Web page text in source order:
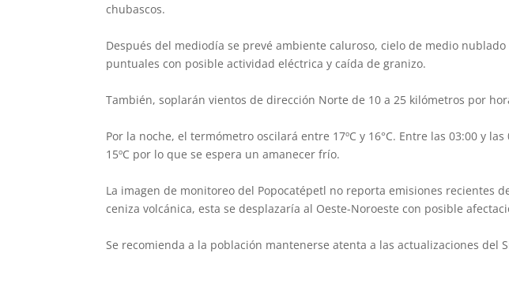
chubascos.
Después del mediodía se prevé ambiente caluroso, cielo de medio
puntuales con posible actividad eléctrica y caída de granizo.
También, soplarán vientos de dirección Norte de 10 a 25 kilómetros por
Por la noche, el termómetro oscilará entre 17ºC y 16°C. Entre las 03:00 y
15ºC por lo que se espera un amanecer frío.
La imagen de monitoreo del Popocatépetl no reporta emisiones recientes
ceniza volcánica, esta se desplazaría al Oeste-Noroeste con posible
Se recomienda a la población mantenerse atenta a las actualizaciones del